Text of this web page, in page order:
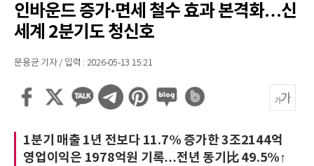
인바운드 증가·면세 철수 효과 본격화…신
세계 2분기도 청신호
문용균 기자 / 입력 : 2026-05-13 15:21
1분기 매출 1년 전보다 11.7% 증가한 3조2144억
영업이익은 1978억원 기록…전년 동기比 49.5%↑